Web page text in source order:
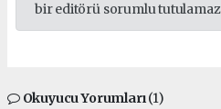
bir editörü sorumlu
Okuyucu Yorumları(1)